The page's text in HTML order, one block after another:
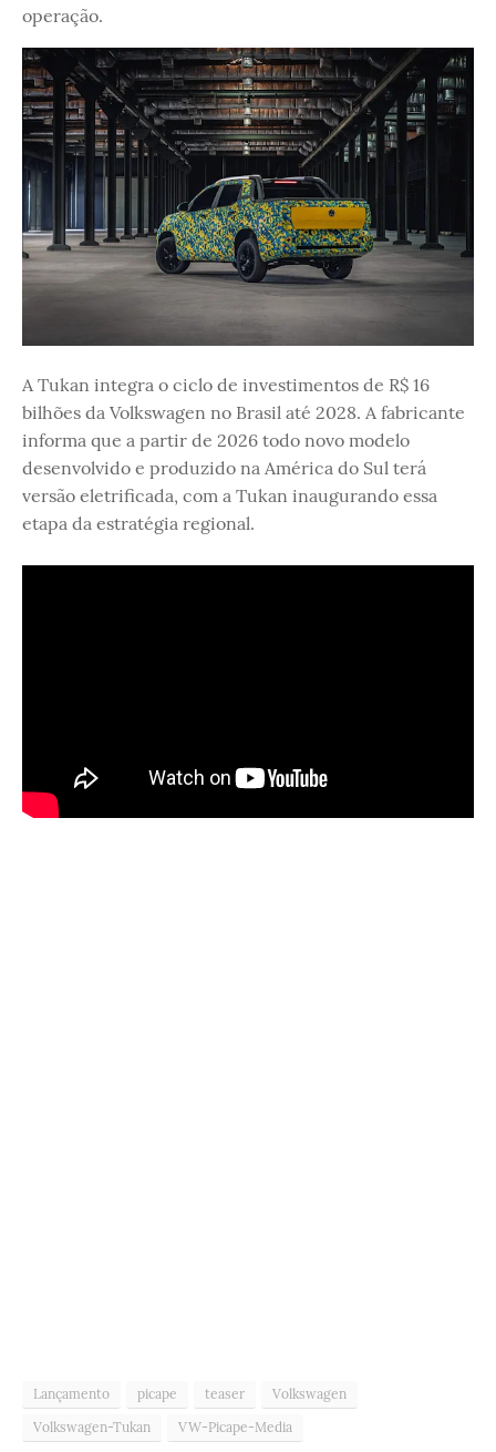
operação.
A Tukan integra o ciclo de investimentos de R$ 16
bilhões da Volkswagen no Brasil até 2028. A fabricante
informa que a partir de 2026 todo novo modelo
desenvolvido e produzido na América do Sul terá
versão eletrificada, com a Tukan inaugurando essa
etapa da estratégia regional.
Lançamento picape teaser
Volkswagen
Volkswagen-Tukan
VW-Picape-Media